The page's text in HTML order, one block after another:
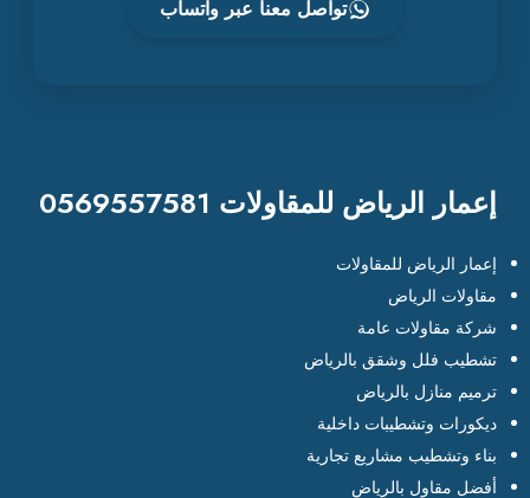
تواصل معنا عبر واتساب
إعمار الرياض للمقاولات 0569557581
إعمار الرياض للمقاولات
مقاولات الرياض
شركة مقاولات عامة
تشطيب فلل وشقق بالرياض
ترميم منازل بالرياض
ديكورات وتشطيبات داخلية
بناء وتشطيب مشاريع تجارية
أفضل مقاول بالرياض